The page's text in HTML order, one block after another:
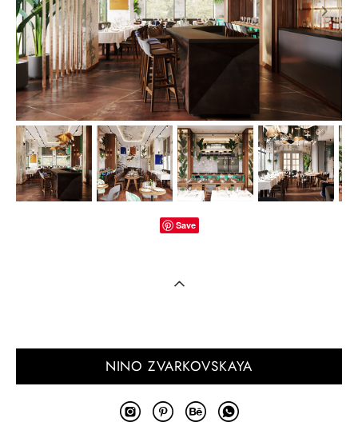
Save
NINO ZVARKOVSKAYA